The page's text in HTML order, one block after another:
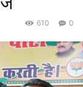
0
610